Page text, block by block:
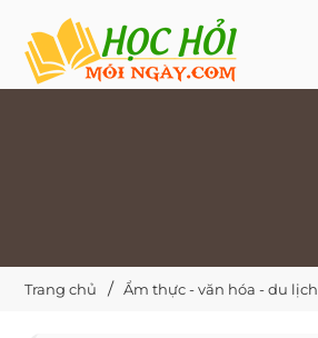
Trang chủ Ẩm thực - văn hóa - du lịch